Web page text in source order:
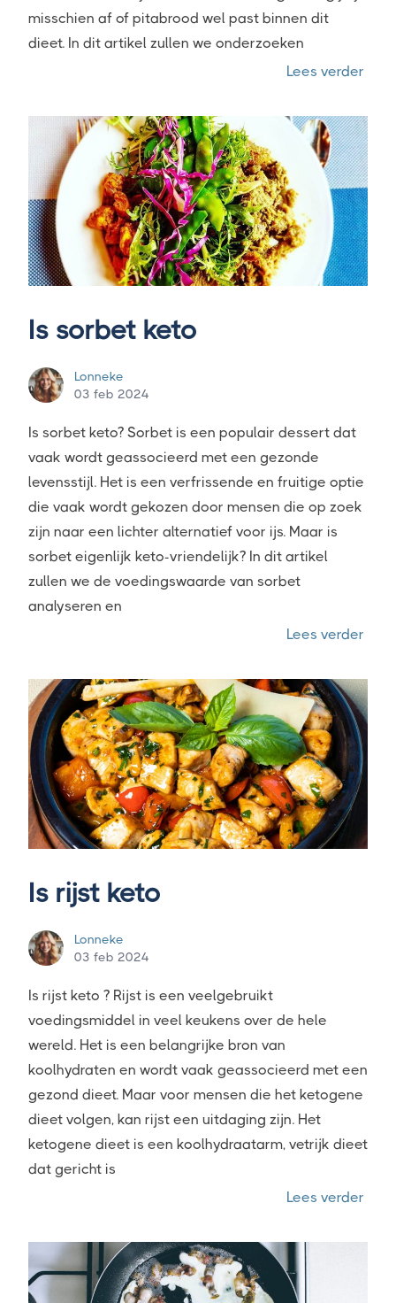
misschien af of pitabrood wel past binnen dit
dieet. In dit artikel zullen we onderzoeken
Lees verder
Is sorbet keto
Lonneke
03 feb 2024
Is sorbet keto? Sorbet is een populair dessert dat
vaak wordt geassocieerd met een gezonde
levensstijl. Het is een verfrissende en fruitige optie
die vaak wordt gekozen door mensen die op zoek
zijn naar een lichter alternatief voor ijs. Maar is
sorbet eigenlijk keto-vriendelijk? In dit artikel
zullen we de voedingswaarde van sorbet
analyseren en
Lees verder
Is rijst keto
Lonneke
03 feb 2024
Is rijst keto ? Rijst is een veelgebruikt
voedingsmiddel in veel keukens over de hele
wereld. Het is een belangrijke bron van
koolhydraten en wordt vaak geassocieerd met een
gezond dieet. Maar voor mensen die het ketogene
dieet volgen, kan rijst een uitdaging zijn. Het
ketogene dieet is een koolhydraatarm, vetrijk dieet
dat gericht is
Lees verder